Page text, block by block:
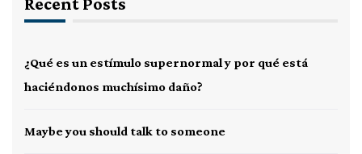
¿Qué es un estímulo supernormal y por qué está
haciéndonos muchísimo daño?
Maybe you should talk to someone